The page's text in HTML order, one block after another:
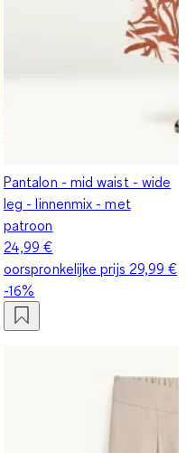
Pantalon - mid waist - wide
leg - linnenmix - met
patroon
24,99 €
oorspronkelijke prijs 29,99 €
-16%